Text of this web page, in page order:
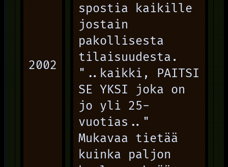
2002
spostia kaikille
jostain
pakollisesta
tilaisuudesta.
"..kaikki, PAITSI
SE YKSI joka on
jo yli 25-
vuotias.."
Mukavaa tietää
kuinka paljon